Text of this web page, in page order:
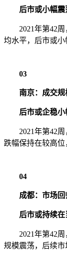
后市或小幅震
2021年第42周
均水平，后市或小
03
南京：成交规
后市或企稳小
2021年第42周，
跌幅保持在较高位
04
成都：市场回
后市或持续在
2021年第42周
规模震荡，后续市